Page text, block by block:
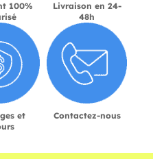
100%
Livraison en 24-
48h
et
Contactez-nous